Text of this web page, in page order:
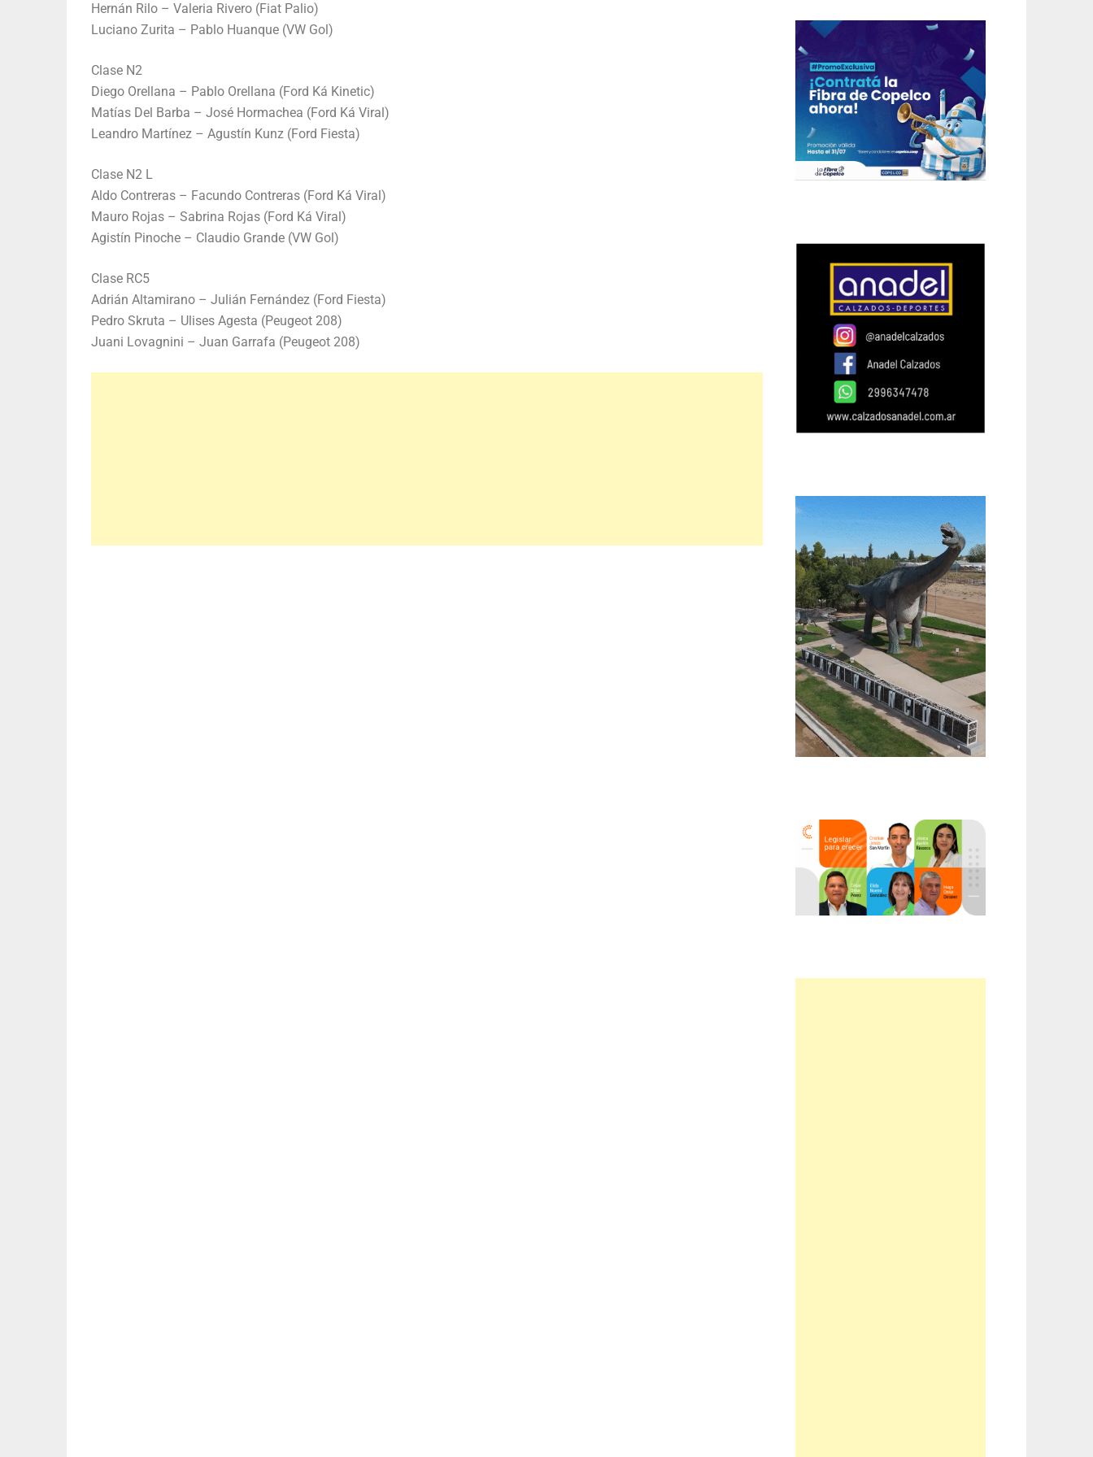
Hernán Rilo – Valeria Rivero (Fiat Palio)
Luciano Zurita – Pablo Huanque (VW Gol)
Clase N2
Diego Orellana – Pablo Orellana (Ford Ká Kinetic)
Matías Del Barba – José Hormachea (Ford Ká Viral)
Leandro Martínez – Agustín Kunz (Ford Fiesta)
Clase N2 L
Aldo Contreras – Facundo Contreras (Ford Ká Viral)
Mauro Rojas – Sabrina Rojas (Ford Ká Viral)
Agistín Pinoche – Claudio Grande (VW Gol)
Clase RC5
Adrián Altamirano – Julián Fernández (Ford Fiesta)
Pedro Skruta – Ulises Agesta (Peugeot 208)
Juani Lovagnini – Juan Garrafa (Peugeot 208)